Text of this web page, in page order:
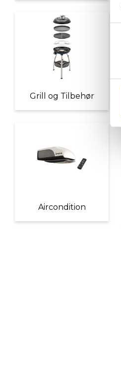
Grill og Tilbehør
Aircondition